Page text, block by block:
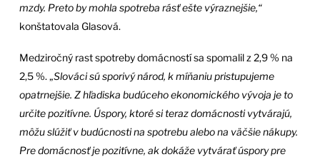
mzdy. Preto by mohla spotreba rásť ešte výraznejšie,“
konštatovala Glasová.
Medziročný rast spotreby domácností sa spomalil z 2,9 % na
2,5 %. „Slováci sú sporivý národ, k míňaniu pristupujeme
opatrnejšie. Z hľadiska budúceho ekonomického vývoja je to
určite pozitívne. Úspory, ktoré si teraz domácnosti vytvárajú,
môžu slúžiť v budúcnosti na spotrebu alebo na väčšie nákupy.
Pre domácnosť je pozitívne, ak dokáže vytvárať úspory pre